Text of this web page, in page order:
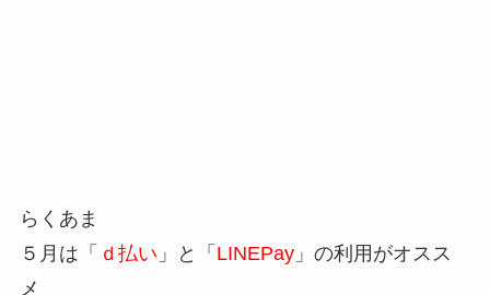
らくあま
５月は「 ｄ払い 」と「 LINEPay」の利用がオスス
メ